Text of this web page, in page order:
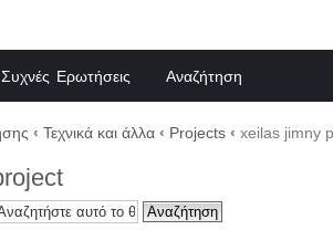
Συχνές Ερωτήσεις Αναζήτηση
‹ Τεχνικά και άλλα ‹ Projects ‹ xeilas jimny